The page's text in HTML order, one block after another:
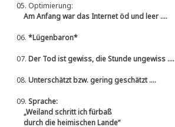
05. Optimierung:
Am Anfang war das Internet öd und leer ....
06.*Lügenbaron*
07.Der Tod ist gewiss, die Stunde ungewiss ....
08.Unterschätzt bzw. gering geschätzt ....
09.Sprache:
„Weiland schritt ich fürbaß
durch die heimischen Lande“